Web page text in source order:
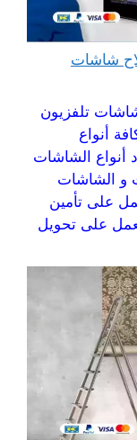
55880595 إصلاح شاشات
تلفزيون
أنواع
أنواع الشاشات
و الشاشات
على تأمين
على تحويل